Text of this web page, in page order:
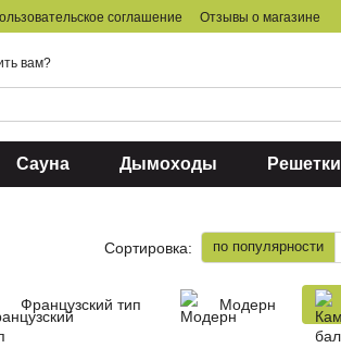
соглашение Отзывы о магазине
вам?
Сауна Дымоходы Решетки
Сортировка: по популярности
Французский тип Модерн